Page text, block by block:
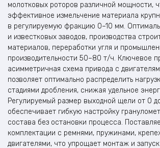
молотковых роторов различной мощности,
эффективное измельчение материала
в регулируемую фракцию 0–10 мм.
и известковых заводов, производства
материалов, переработки угля и
производительности 50–80 т/ч. Ключевое
асимметричная схема привода с
позволяет оптимально распределить
стадиями дробления, снижая удельное
Регулируемый размер выходной щели от 0
обеспечивает гибкую настройку
состава без остановки процесса.
комплектации с ремнями, пружинами,
двигателями, что упрощает монтаж и